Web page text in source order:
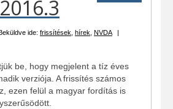
Beküldve ide: frissítések, hírek, NVDA
be, hogy megjelent a tíz éves
verziója. A frissítés számos
ezen felül a magyar fordítás is